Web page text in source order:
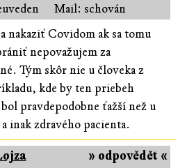
Mail: schován
nakaziť Covidom ak sa tomu
nepovažujem za
Tým skôr nie u človeka z
kde by ten priebeh
pravdepodobne ťažší než u
inak zdravého pacienta.
» odpovědět «